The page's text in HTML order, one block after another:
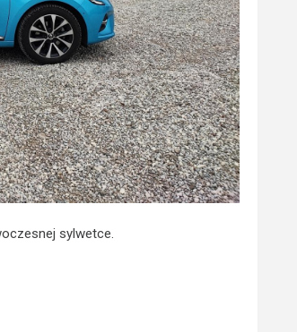
sylwetce.